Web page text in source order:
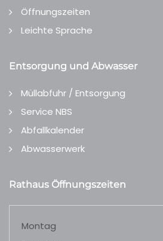
Öffnungszeiten
Leichte Sprache
Entsorgung und Abwasser
Müllabfuhr / Entsorgung
Service NBS
Abfallkalender
Abwasserwerk
Rathaus Öffnungszeiten
Montag